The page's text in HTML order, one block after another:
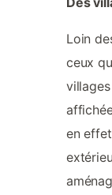
Loin
ceux
en